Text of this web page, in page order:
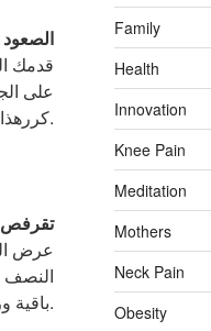
قدمك
على
كررهذا باستخدام قدمك الأيسر.
عرض
النصف
باقية وراء أصابع قدميك.
Family
Health
Innovation
Knee Pain
Meditation
Mothers
Neck Pain
Obesity